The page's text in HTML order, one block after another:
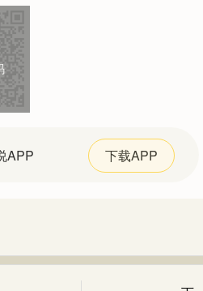
APP 下载APP